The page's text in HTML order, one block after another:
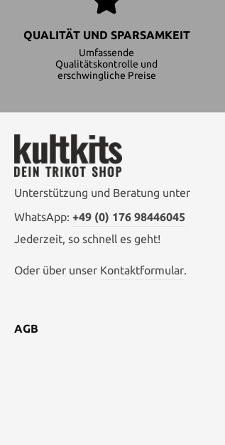
QUALITÄT UND SPARSAMKEIT
Umfassende
Qualitätskontrolle und
erschwingliche Preise
Unterstützung und Beratung unter
WhatsApp: +49 (0) 176 98446045
Jederzeit, so schnell es geht!
Oder über unser Kontaktformular.
AGB